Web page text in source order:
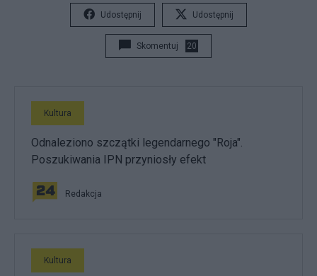
Udostępnij Udostępnij
Skomentuj 20
Kultura
Odnaleziono szczątki legendarnego "Roja".
Poszukiwania IPN przyniosły efekt
Redakcja
Kultura